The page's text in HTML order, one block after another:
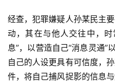
资
讯
八
经查，犯罪嫌疑人孙某民主
动，其在与他人交往中，
息”，以营造自己“消息灵通”
自己的人设更具有可信度，
件，将自己捕风捉影的信息